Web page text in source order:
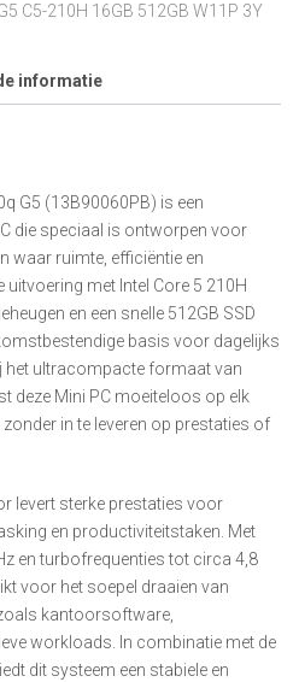
C5-210H 16GB 512GB W11P 3Y
informatie
G5 (13B90060PB) is een
die speciaal is ontworpen voor
waar ruimte, efficiëntie en
met Intel Core 5 210H
en een snelle 512GB SSD
basis voor dagelijks
het ultracompacte formaat van
deze Mini PC moeiteloos op elk
in te leveren op prestaties of
levert sterke prestaties voor
en productiviteitstaken. Met
en turbofrequenties tot circa 4,8
voor het soepel draaien van
kantoorsoftware,
workloads. In combinatie met de
dit systeem een stabiele en